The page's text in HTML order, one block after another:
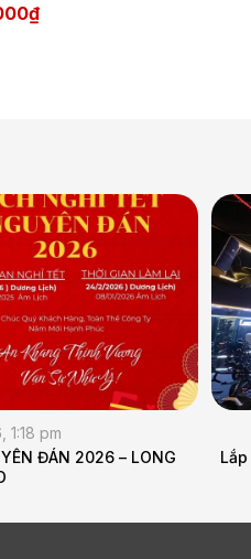
hệ thống âm thanh cho